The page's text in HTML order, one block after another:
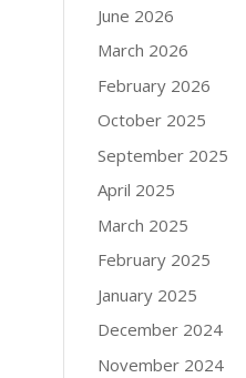
June 2026
March 2026
February 2026
October 2025
September 2025
April 2025
March 2025
February 2025
January 2025
December 2024
November 2024